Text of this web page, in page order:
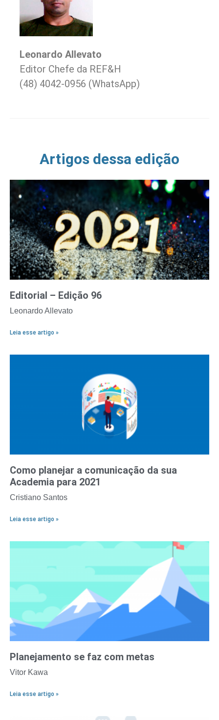
Leonardo Allevato
Editor Chefe da REF&H
(48) 4042-0956 (WhatsApp)
Artigos dessa edição
Editorial – Edição 96
Leonardo Allevato
Leia esse artigo »
Como planejar a comunicação da sua
Academia para 2021
Cristiano Santos
Leia esse artigo »
Planejamento se faz com metas
Vitor Kawa
Leia esse artigo »